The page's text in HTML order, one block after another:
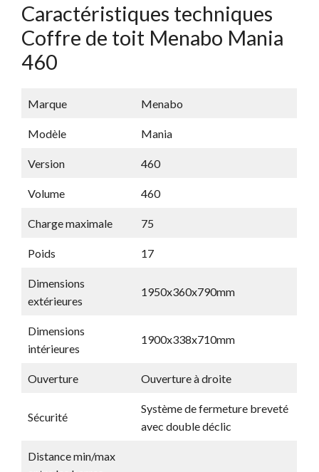
Caractéristiques techniques
Coffre de toit Menabo Mania
460
Marque Menabo
Modèle Mania
Version 460
Volume 460
Charge maximale 75
Poids 17
Dimensions
extérieures
1950x360x790mm
Dimensions
intérieures
1900x338x710mm
Ouverture Ouverture à droite
Sécurité
Système de fermeture breveté
avec double déclic
Distance min/max